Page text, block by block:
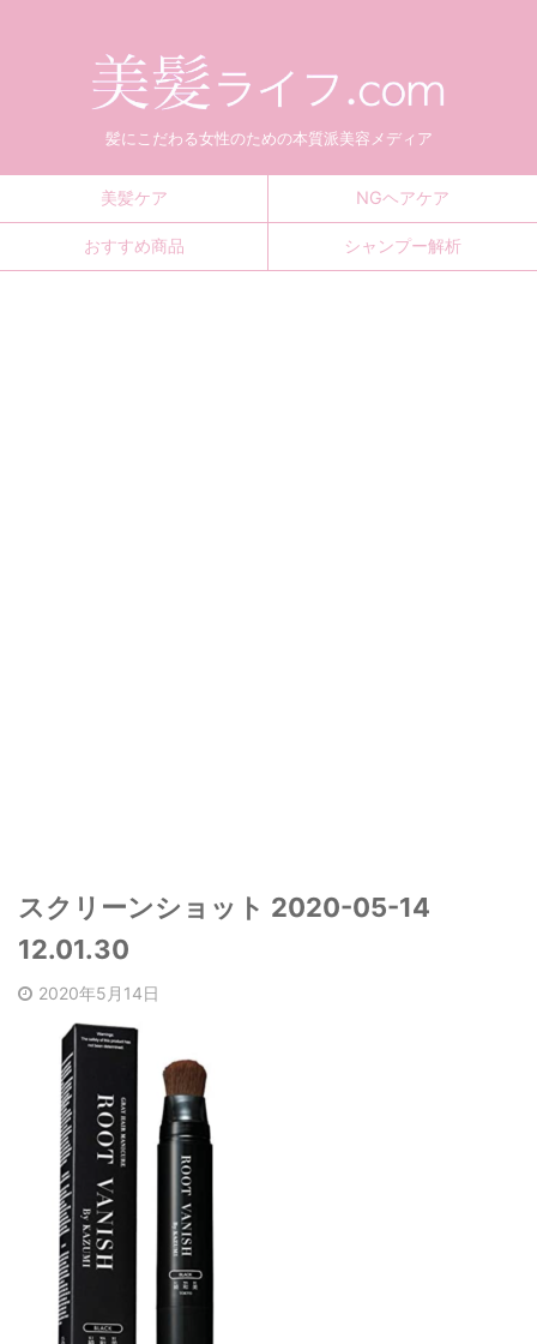
髪にこだわる女性のための本質派美容メディア
美髪ケア NGヘアケア
おすすめ商品 シャンプー解析
スクリーンショット 2020-05-14
12.01.30
2020年5月14日